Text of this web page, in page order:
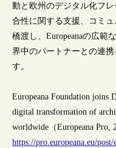
動と欧州のデジタル化フ
合性に関する支援、コミ
橋渡し、Europeanaの広範
界中のパートナーとの連
す。
Europeana Foundation joins
digital transformation of
worldwide（Europeana Pro,
https://pro.europeana.eu/post/